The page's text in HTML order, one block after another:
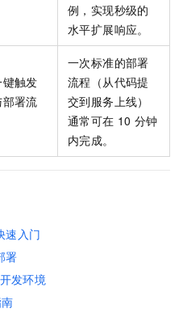
例，实现秒级的
水平扩展响应。
触发
署流
一次标准的部署
流程（从代码提
交到服务上线）
通常可在 10 分钟
内完成。
速入门
署
开发环境